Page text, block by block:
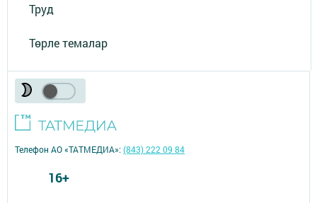
Труд
Төрле темалар
Телефон АО «ТАТМЕДИА»:(843) 222 09 84
16+